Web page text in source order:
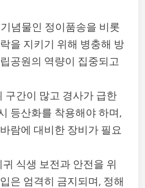
념물인 정이품송을 비롯
을 지키기 위해 병충해 방
공원의 역량이 집중되고
구간이 많고 경사가 급한
등산화를 착용해야 하며,
람에 대비한 장비가 필요
귀 식생 보전과 안전을 위
은 엄격히 금지되며, 정해